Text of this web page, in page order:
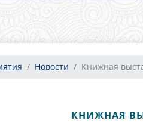
Новости Книжная
КНИЖНАЯ